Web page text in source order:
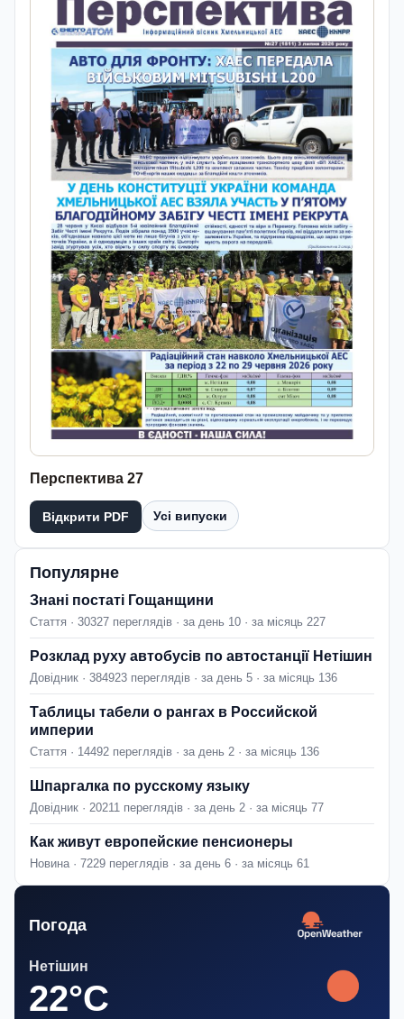
Перспектива 27
Відкрити PDF Усі випуски
Популярне
Знані постаті Гощанщини
Стаття · 30327 переглядів · за день 10 · за місяць 227
Розклад руху автобусів по автостанції Нетішин
Довідник · 384923 переглядів · за день 5 · за місяць 136
Таблицы табели о рангах в Российской
империи
Стаття · 14492 переглядів · за день 2 · за місяць 136
Шпаргалка по русскому языку
Довідник · 20211 переглядів · за день 2 · за місяць 77
Как живут европейские пенсионеры
Новина · 7229 переглядів · за день 6 · за місяць 61
Погода
Нетішин
22°C